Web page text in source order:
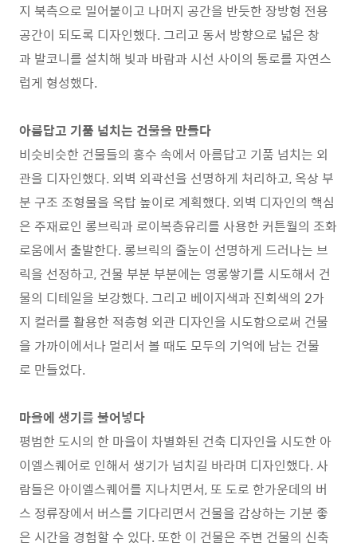
지 북측으로 밀어붙이고 나머지 공간을 반듯한 장방형 전용
공간이 되도록 디자인했다. 그리고 동서 방향으로 넓은 창
과 발코니를 설치해 빛과 바람과 시선 사이의 통로를 자연스
럽게 형성했다.
아름답고 기품 넘치는 건물을 만들다
비슷비슷한 건물들의 홍수 속에서 아름답고 기품 넘치는 외
관을 디자인했다. 외벽 외곽선을 선명하게 처리하고, 옥상 부
분 구조 조형물을 옥탑 높이로 계획했다. 외벽 디자인의 핵심
은 주재료인 롱브릭과 로이복층유리를 사용한 커튼월의 조화
로움에서 출발한다. 롱브릭의 줄눈이 선명하게 드러나는 브
릭을 선정하고, 건물 부분 부분에는 영롱쌓기를 시도해서 건
물의 디테일을 보강했다. 그리고 베이지색과 진회색의 2가
지 컬러를 활용한 적층형 외관 디자인을 시도함으로써 건물
을 가까이에서나 멀리서 볼 때도 모두의 기억에 남는 건물
로 만들었다.
마을에 생기를 불어넣다
평범한 도시의 한 마을이 차별화된 건축 디자인을 시도한 아
이엘스퀘어로 인해서 생기가 넘치길 바라며 디자인했다. 사
람들은 아이엘스퀘어를 지나치면서, 또 도로 한가운데의 버
스 정류장에서 버스를 기다리면서 건물을 감상하는 기분 좋
은 시간을 경험할 수 있다. 또한 이 건물은 주변 건물의 신축